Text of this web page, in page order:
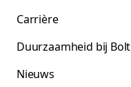
Carrière
Duurzaamheid bij Bolt
Nieuws